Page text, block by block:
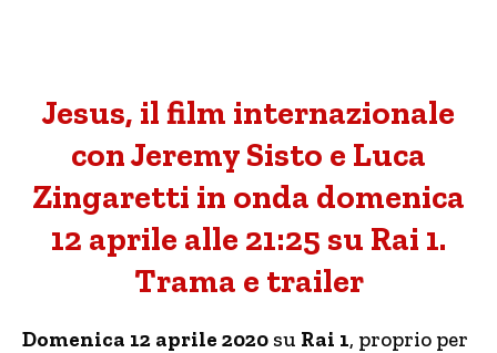
Jesus, il film internazionale
con Jeremy Sisto e Luca
Zingaretti in onda domenica
12 aprile alle 21:25 su Rai 1.
Trama e trailer
Domenica 12 aprile 2020 su Rai 1, proprio per